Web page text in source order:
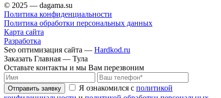
© 2025 — dagama.su
Политика конфиденциальности
Политика обработки персональных данных
Карта сайта
Разработка
Seo оптимизация сайта — Hardkod.ru
Заказать Главная — Тула
Оставьте контакты и мы Вам перезвоним
Отправить заявку Я ознакомился с политикой